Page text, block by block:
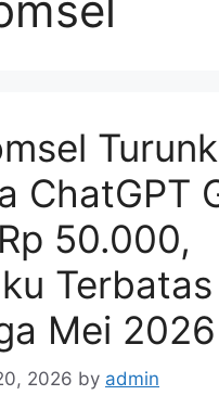
ChatGPT
50.000,
Terbatas
Mei 2026
2026 by admin